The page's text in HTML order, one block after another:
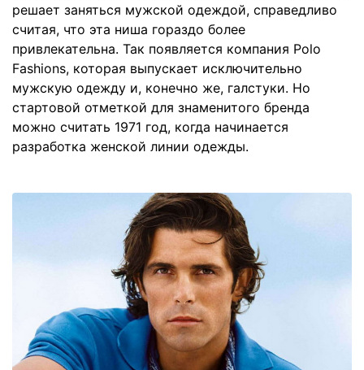
решает заняться мужской одеждой, справедливо
считая, что эта ниша гораздо более
привлекательна. Так появляется компания Polo
Fashions, которая выпускает исключительно
мужскую одежду и, конечно же, галстуки. Но
стартовой отметкой для знаменитого бренда
можно считать 1971 год, когда начинается
разработка женской линии одежды.